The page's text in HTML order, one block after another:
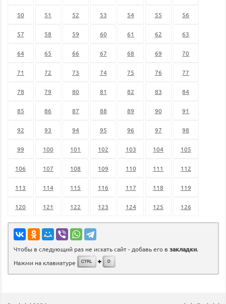
50 51 52 53 54 55 56
57 58 59 60 61 62 63
64 65 66 67 68 69 70
71 72 73 74 75 76 77
78 79 80 81 82 83 84
85 86 87 88 89 90 91
92 93 94 95 96 97 98
99 100 101 102 103 104 105
106 107 108 109 110 111 112
113 114 115 116 117 118 119
120 121 122 123 124 125 126
Чтобы в следующий раз не искать сайт - добавь его в закладки.
Нажми на клавиатуре